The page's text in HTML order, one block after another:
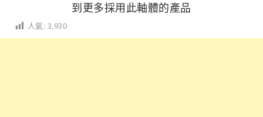
到更多採用此軸體的產品​
人氣: 3,930